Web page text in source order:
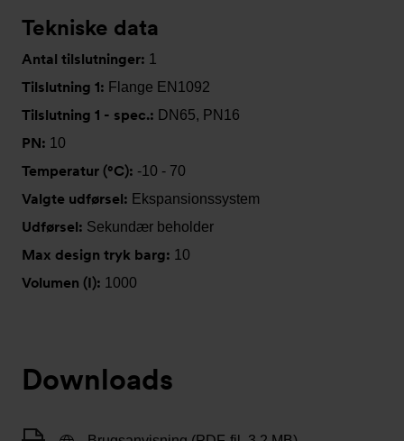
Tekniske data
Antal tilslutninger: 1
Tilslutning 1: Flange EN1092
Tilslutning 1 - spec.: DN65, PN16
PN: 10
Temperatur (°C): -10 - 70
Valgte udførsel: Ekspansionssystem
Udførsel: Sekundær beholder
Max design tryk barg: 10
Volumen (I): 1000
Downloads